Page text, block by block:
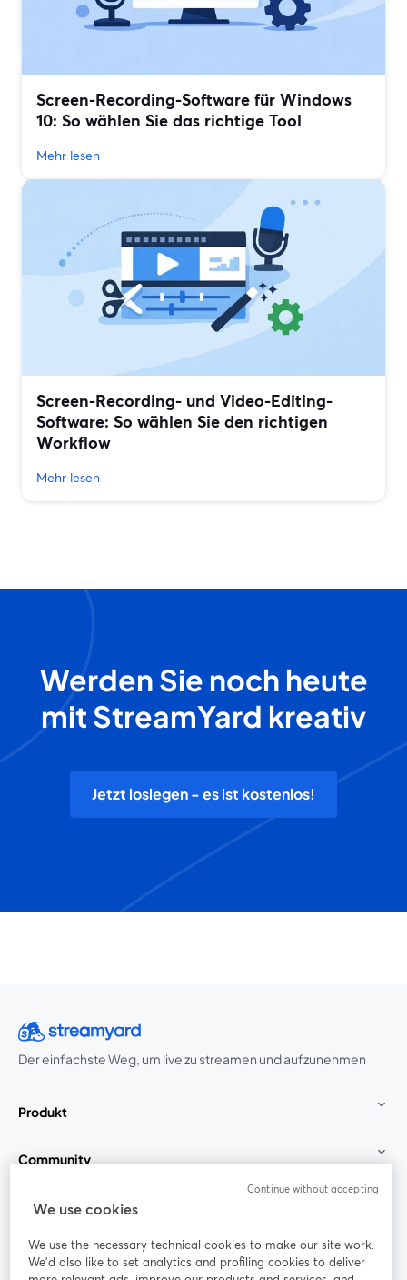
Screen-Recording-Software für Windows
10: So wählen Sie das richtige Tool
Mehr lesen
Screen-Recording- und Video-Editing-
Software: So wählen Sie den richtigen
Workflow
Mehr lesen
Werden Sie noch heute
mit StreamYard kreativ
Jetzt loslegen - es ist kostenlos!
Der einfachste Weg, um live zu streamen und aufzunehmen
Produkt
Community
StreamYard für
Mitmachen
We use cookies
We use the necessary technical cookies to make our site work.
We'd also like to set analytics and profiling cookies to deliver
Continue without accepting